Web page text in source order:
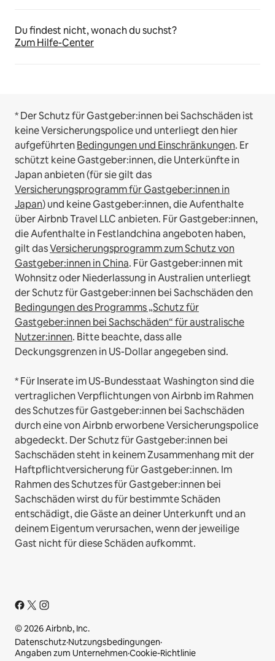
Du findest nicht, wonach du suchst?
Zum Hilfe-Center
* Der Schutz für Gastgeber:innen bei Sachschäden ist
keine Versicherungspolice und unterliegt den hier
aufgeführtenBedingungen und Einschränkungen. Er
schützt keine Gastgeber:innen, die Unterkünfte in
Japan anbieten (für sie gilt das
Versicherungsprogramm für Gastgeber:innen in
Japan) und keine Gastgeber:innen, die Aufenthalte
über Airbnb Travel LLC anbieten. Für Gastgeber:innen,
die Aufenthalte in Festlandchina angeboten haben,
gilt dasVersicherungsprogramm zum Schutz von
Gastgeber:innen in China. Für Gastgeber:innen mit
Wohnsitz oder Niederlassung in Australien unterliegt
der Schutz für Gastgeber:innen bei Sachschäden den
Bedingungen des Programms „Schutz für
Gastgeber:innen bei Sachschäden“ für australische
Nutzer:innen. Bitte beachte, dass alle
Deckungsgrenzen in US-Dollar angegeben sind.
* Für Inserate im US-Bundesstaat Washington sind die
vertraglichen Verpflichtungen von Airbnb im Rahmen
des Schutzes für Gastgeber:innen bei Sachschäden
durch eine von Airbnb erworbene Versicherungspolice
abgedeckt. Der Schutz für Gastgeber:innen bei
Sachschäden steht in keinem Zusammenhang mit der
Haftpflichtversicherung für Gastgeber:innen. Im
Rahmen des Schutzes für Gastgeber:innen bei
Sachschäden wirst du für bestimmte Schäden
entschädigt, die Gäste an deiner Unterkunft und an
deinem Eigentum verursachen, wenn der jeweilige
Gast nicht für diese Schäden aufkommt.
© 2026 Airbnb, Inc.
Datenschutz·Nutzungsbedingungen·
Angaben zum Unternehmen·Cookie-Richtlinie